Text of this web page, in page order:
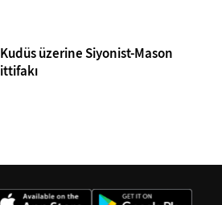
Kudüs üzerine Siyonist-Mason
ittifakı